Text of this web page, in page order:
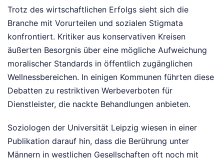
Trotz des wirtschaftlichen Erfolgs sieht sich die
Branche mit Vorurteilen und sozialen Stigmata
konfrontiert. Kritiker aus konservativen Kreisen
äußerten Besorgnis über eine mögliche Aufweichung
moralischer Standards in öffentlich zugänglichen
Wellnessbereichen. In einigen Kommunen führten diese
Debatten zu restriktiven Werbeverboten für
Dienstleister, die nackte Behandlungen anbieten.
Soziologen der Universität Leipzig wiesen in einer
Publikation darauf hin, dass die Berührung unter
Männern in westlichen Gesellschaften oft noch mit